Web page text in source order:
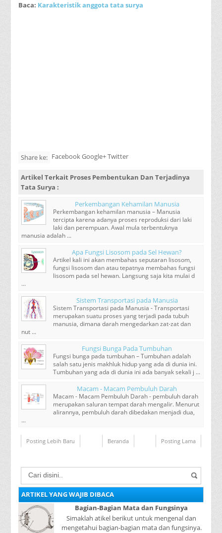
Baca: Karakteristik anggota tata surya
Share ke: Facebook Google+ Twitter
Artikel Terkait Proses Pembentukan Dan Terjadinya
Tata Surya :
Perkembangan Kehamilan Manusia
Perkembangan kehamilan manusia – Manusia
tercipta karena adanya proses reproduksi dari laki
laki dan perempuan. Awal mula terbentuknya
manusia adalah ...
Apa Fungsi Lisosom pada Sel Hewan?
Artikel kali ini akan membahas seputaran lisosom,
fungsi lisosom dan atau tepatnya membahas fungsi
lisosom pada sel hewan. Langsung saja kita mulai d
...
Sistem Transportasi pada Manusia
Sistem Transportasi pada Manusia - Transportasi
merupakan suatu proses yang terjadi pada tubuh
manusia, dimana darah mengedarkan zat-zat dan
nut ...
Fungsi Bunga Pada Tumbuhan
Fungsi bunga pada tumbuhan – Tumbuhan adalah
salah satu jenis makhluk hidup yang ada di dunia ini.
Tumbuhan yang ada di dunia ini ada banyak sekali j ...
Macam - Macam Pembuluh Darah
Macam - Macam Pembuluh Darah - pembuluh darah
merupakan saluran tempat darah mengalir. Menurut
alirannya, pembuluh darah dibedakan menjadi dua,
...
Posting Lebih Baru Posting Lama
Beranda
ARTIKEL YANG WAJIB DIBACA
Bagian-Bagian Mata dan Fungsinya
Simaklah atikel berikut untuk mengenal dan
mengetahui bagian-bagian mata dan fungsinya.